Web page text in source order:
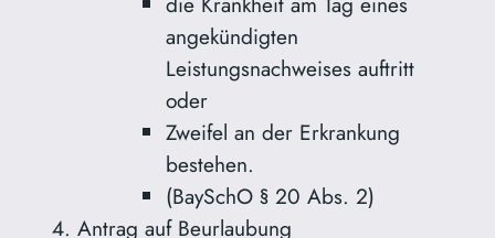
angekündigten
Leistungsnachweises auftritt
oder
Zweifel an der Erkrankung
bestehen.
(BaySchO § 20 Abs. 2)
Antrag auf Beurlaubung